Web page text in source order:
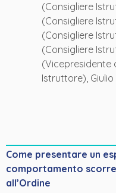
(Consigliere
(Consigliere
(Consigliere
(Consigliere
(Vicepresidente
Istruttore),
Come presentare un
comportamento
all’Ordine